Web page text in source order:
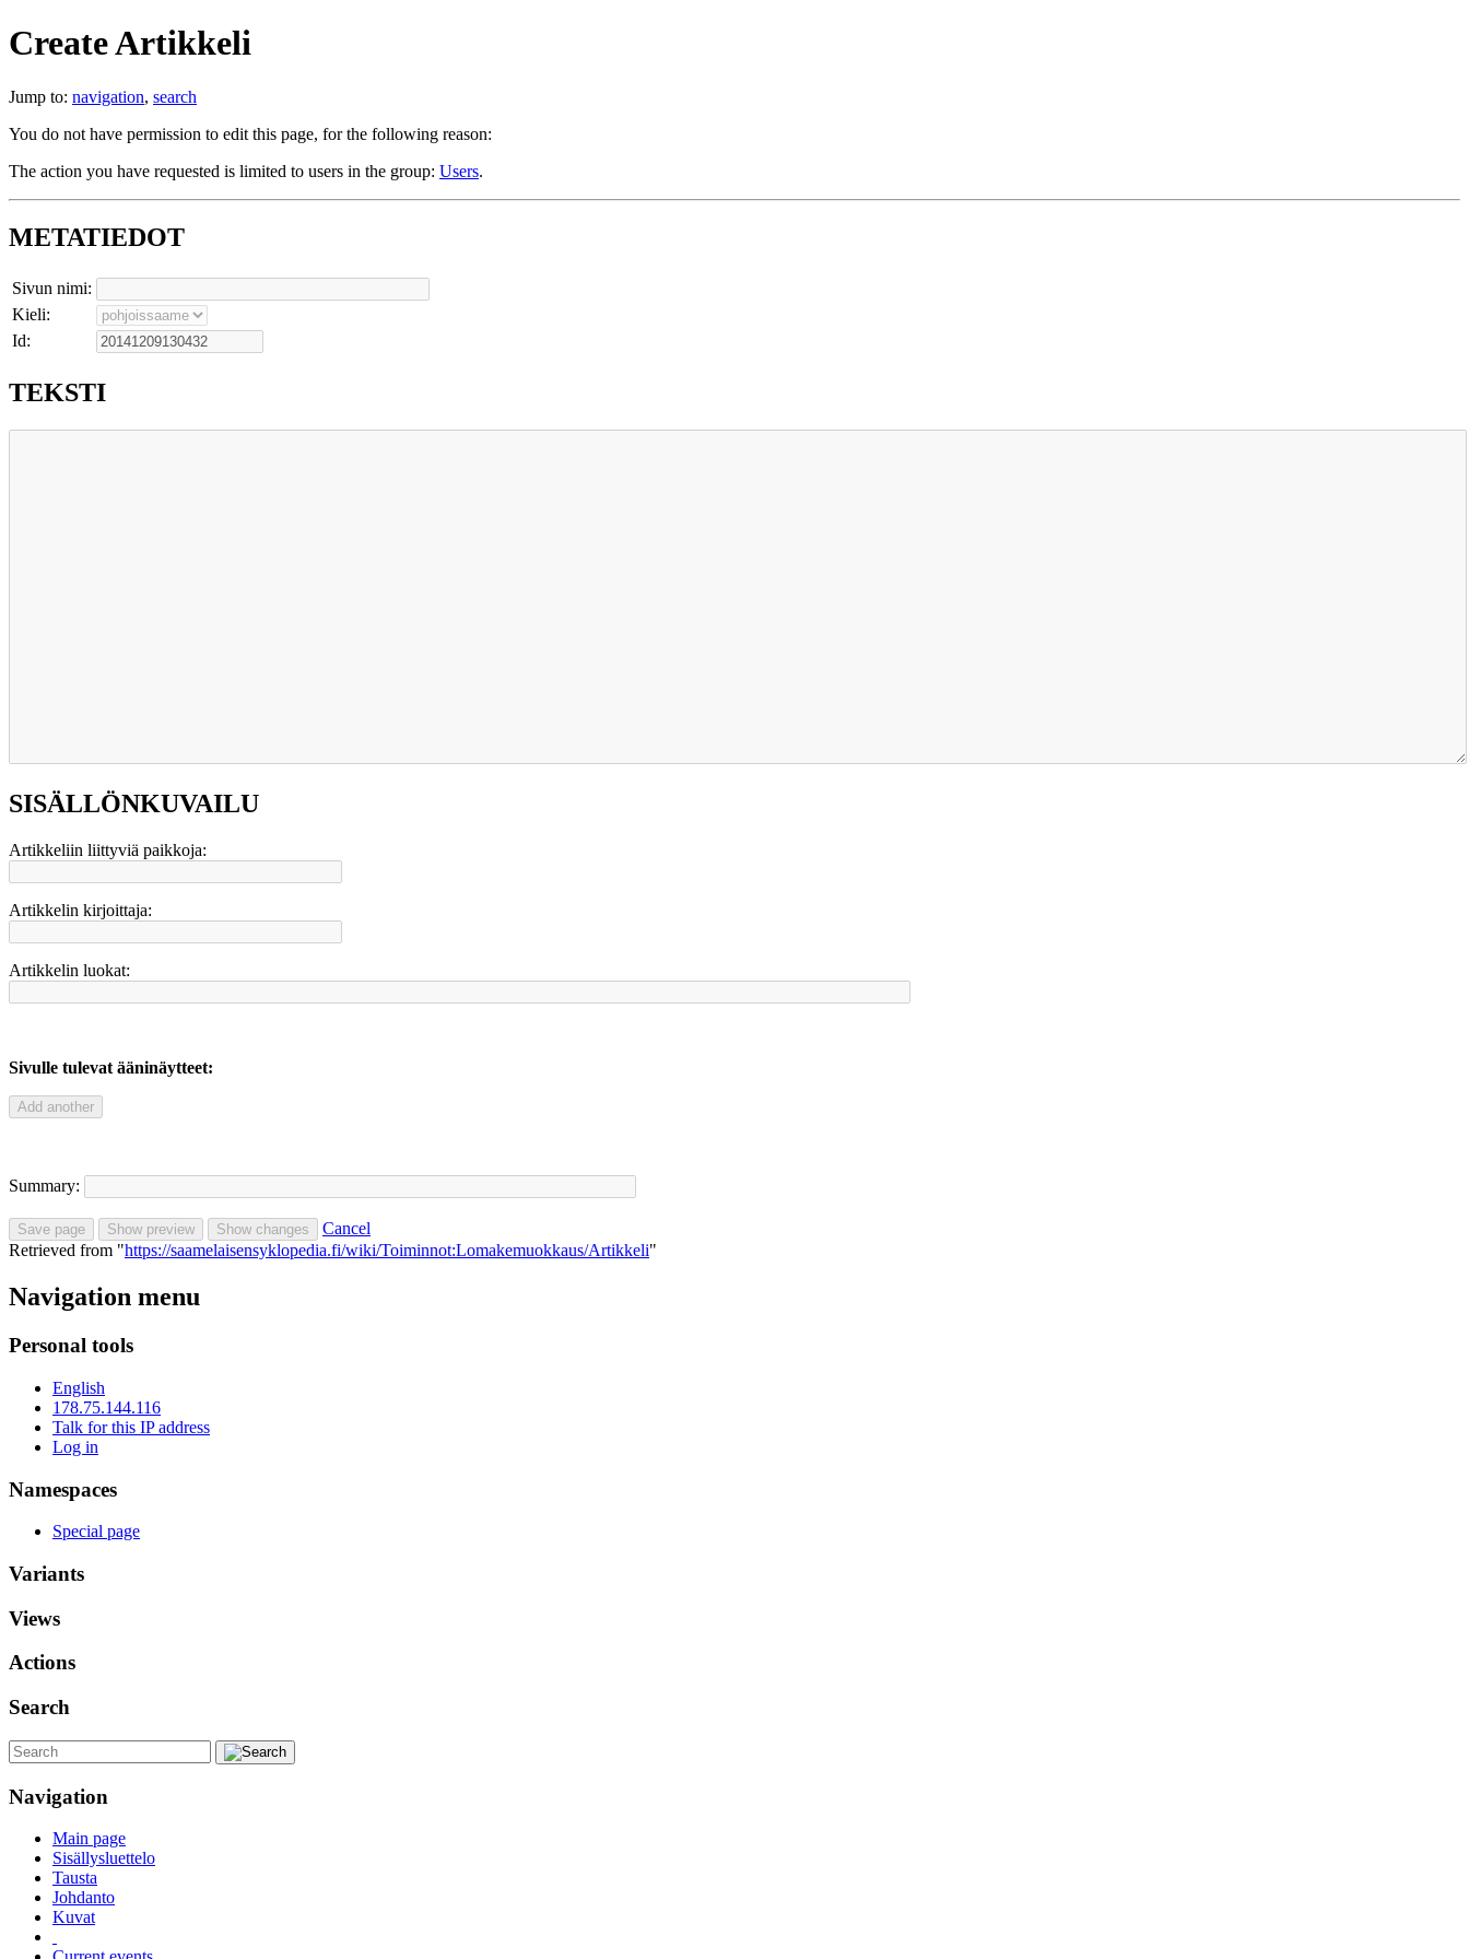
Create Artikkeli
Jump to: navigation, search
You do not have permission to edit this page, for the following reason:
The action you have requested is limited to users in the group: Users.
METATIEDOT
Sivun nimi:
Kieli:
Id:
TEKSTI
SISÄLLÖNKUVAILU
Artikkeliin liittyviä paikkoja:
Artikkelin kirjoittaja:
Artikkelin luokat:
Sivulle tulevat ääninäytteet:
Summary:
Cancel
Retrieved from "https://saamelaisensyklopedia.fi/wiki/Toiminnot:Lomakemuokkaus/Artikkeli"
Navigation menu
Personal tools
English
178.75.144.116
Talk for this IP address
Log in
Namespaces
Special page
Variants
Views
Actions
Search
Navigation
Main page
Sisällysluettelo
Tausta
Johdanto
Kuvat